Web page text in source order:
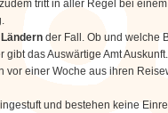
tritt in aller Regel bei
der Fall. Ob und welche
das Auswärtige Amt
vor einer Woche aus ihren
und bestehen keine